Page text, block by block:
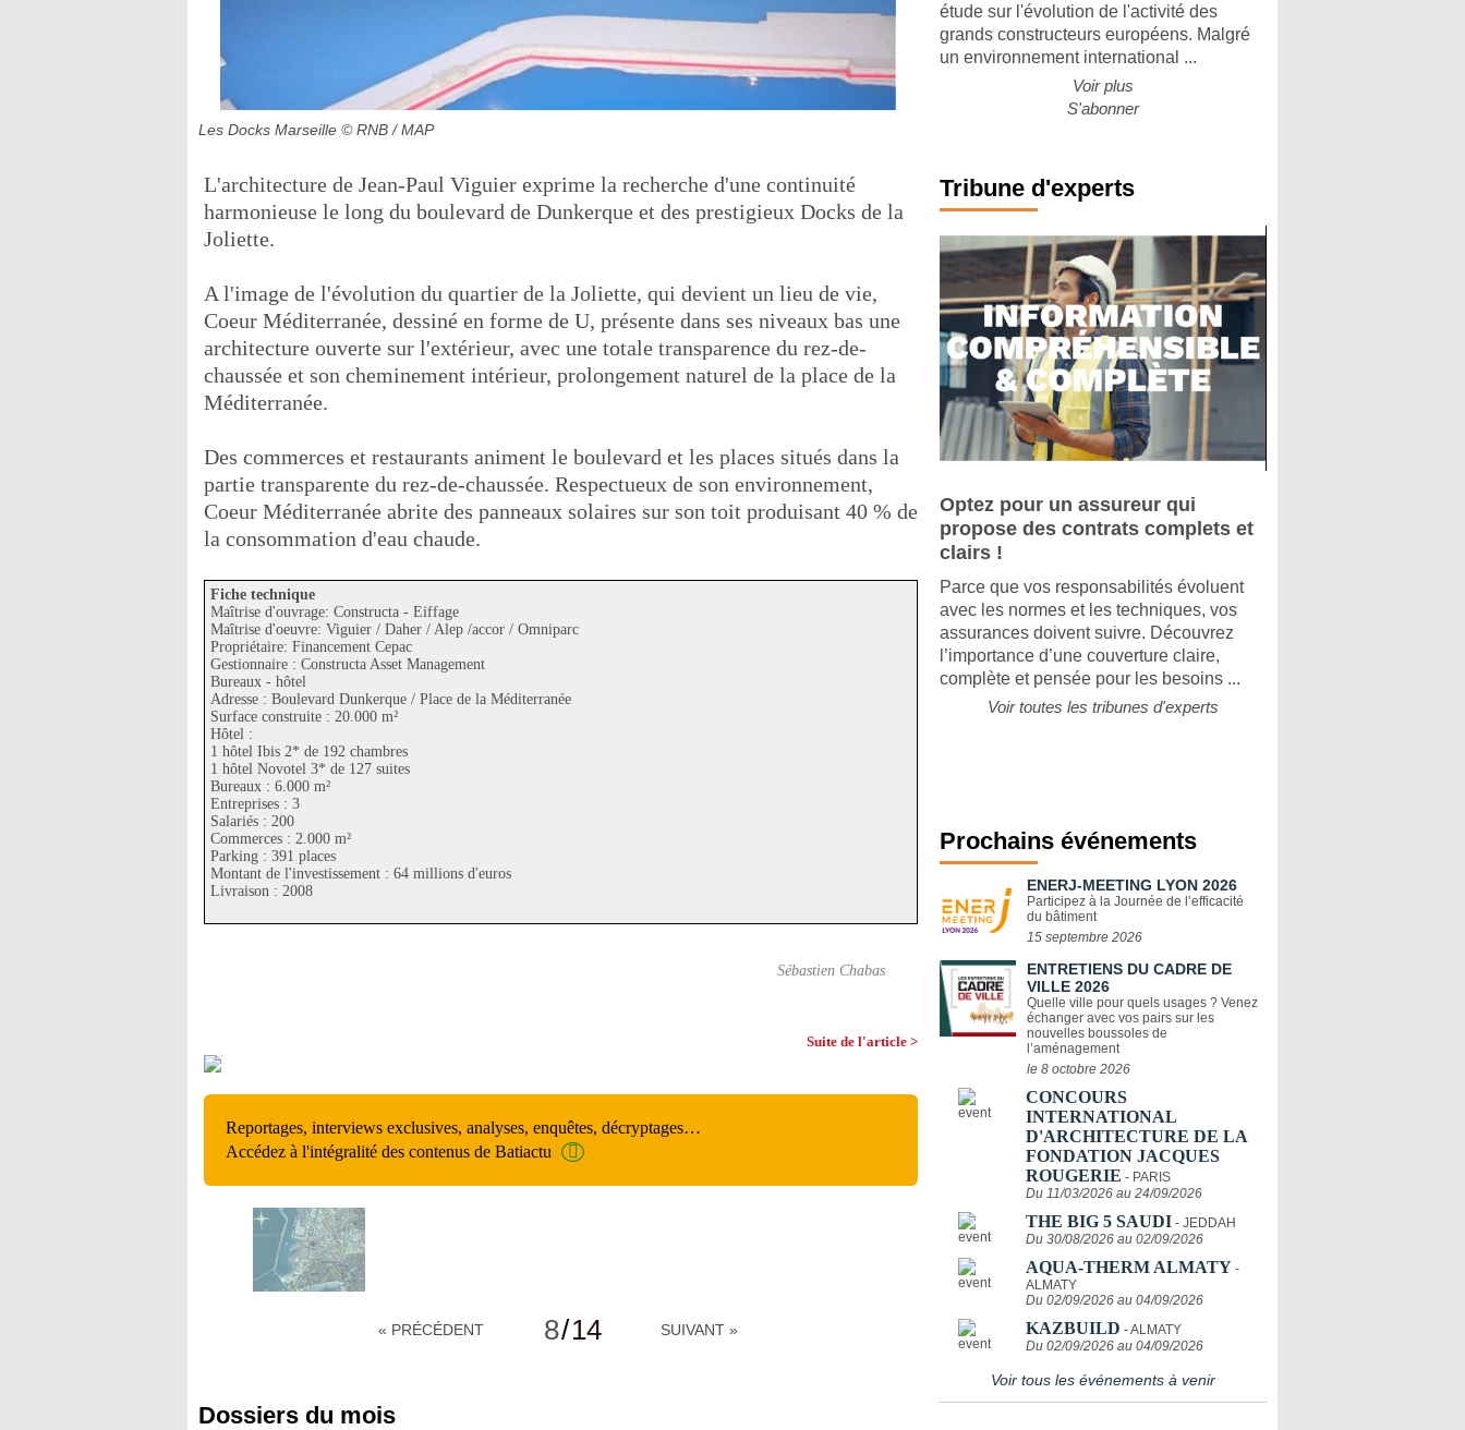
Les Docks Marseille © RNB / MAP
L'architecture de Jean-Paul Viguier exprime la recherche d'une continuité
harmonieuse le long du boulevard de Dunkerque et des prestigieux Docks de la
Joliette.
A l'image de l'évolution du quartier de la Joliette, qui devient un lieu de vie,
Coeur Méditerranée, dessiné en forme de U, présente dans ses niveaux bas une
architecture ouverte sur l'extérieur, avec une totale transparence du rez-de-
chaussée et son cheminement intérieur, prolongement naturel de la place de la
Méditerranée.
Des commerces et restaurants animent le boulevard et les places situés dans la
partie transparente du rez-de-chaussée. Respectueux de son environnement,
Coeur Méditerranée abrite des panneaux solaires sur son toit produisant 40 % de
la consommation d'eau chaude.
Fiche technique
Maîtrise d'ouvrage: Constructa - Eiffage
Maîtrise d'oeuvre: Viguier / Daher / Alep /accor / Omniparc
Propriétaire: Financement Cepac
Gestionnaire : Constructa Asset Management
Bureaux - hôtel
Adresse : Boulevard Dunkerque / Place de la Méditerranée
Surface construite : 20.000 m²
Hôtel :
1 hôtel Ibis 2* de 192 chambres
1 hôtel Novotel 3* de 127 suites
Bureaux : 6.000 m²
Entreprises : 3
Salariés : 200
Commerces : 2.000 m²
Parking : 391 places
Montant de l'investissement : 64 millions d'euros
Livraison : 2008
Sébastien Chabas
Suite de l'article >
Reportages, interviews exclusives, analyses, enquêtes, décryptages…
Accédez à l'intégralité des contenus de Batiactu
« PRÉCÉDENT 8/14 SUIVANT »
Dossiers du mois
étude sur l'évolution de l'activité des
grands constructeurs européens. Malgré
un environnement international ...
Voir plus
S'abonner
Tribune d'experts
Optez pour un assureur qui
propose des contrats complets et
clairs !
Parce que vos responsabilités évoluent
avec les normes et les techniques, vos
assurances doivent suivre. Découvrez
l’importance d’une couverture claire,
complète et pensée pour les besoins ...
Voir toutes les tribunes d'experts
Prochains événements
ENERJ-MEETING LYON 2026
Participez à la Journée de l’efficacité
du bâtiment
15 septembre 2026
ENTRETIENS DU CADRE DE
VILLE 2026
Quelle ville pour quels usages ? Venez
échanger avec vos pairs sur les
nouvelles boussoles de
l’aménagement
le 8 octobre 2026
CONCOURS
INTERNATIONAL
D'ARCHITECTURE DE LA
FONDATION JACQUES
ROUGERIE - PARIS
Du 11/03/2026 au 24/09/2026
THE BIG 5 SAUDI - JEDDAH
Du 30/08/2026 au 02/09/2026
AQUA-THERM ALMATY -
ALMATY
Du 02/09/2026 au 04/09/2026
KAZBUILD - ALMATY
Du 02/09/2026 au 04/09/2026
Voir tous les événements à venir